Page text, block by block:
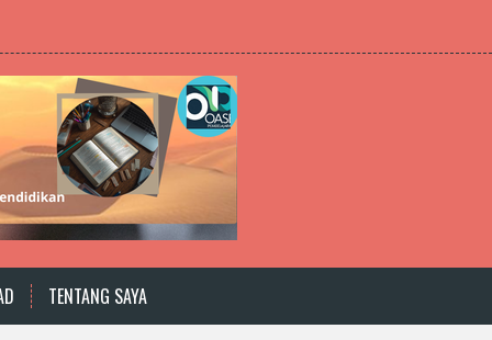
TENTANG SAYA